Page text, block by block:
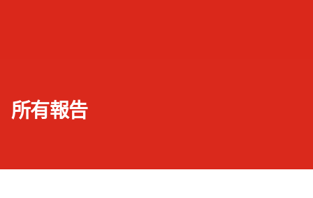
所有報告